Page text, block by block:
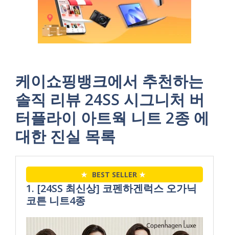
케이쇼핑뱅크에서 추천하는
솔직 리뷰 24SS 시그니처 버
터플라이 아트웍 니트 2종 에
대한 진실 목록
★ BEST SELLER ★
1. [24SS 최신상] 코펜하겐럭스 오가닉
코튼 니트4종